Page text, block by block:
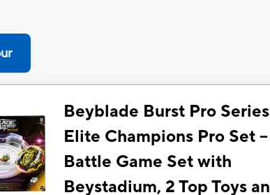
Beyblade Burst Pro Series
Elite Champions Pro Set --
Battle Game Set with
Beystadium, 2 Top Toys